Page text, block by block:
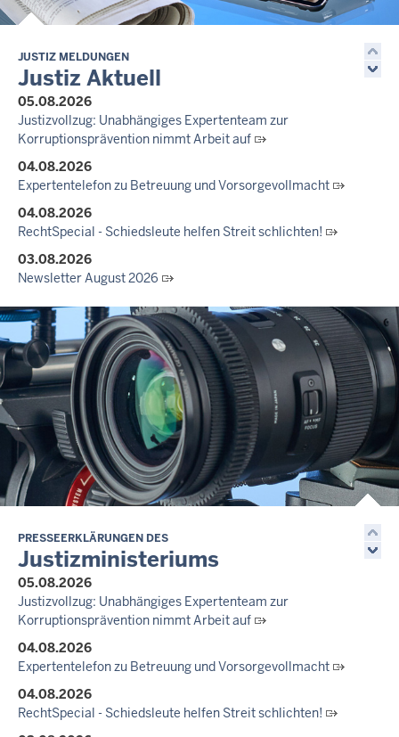
JUSTIZ MELDUNGEN
Justiz Aktuell
05.08.2026
Justizvollzug: Unabhängiges Expertenteam zur
Korruptionsprävention nimmt Arbeit auf
04.08.2026
Expertentelefon zu Betreuung und Vorsorgevollmacht
04.08.2026
RechtSpecial - Schiedsleute helfen Streit schlichten!
03.08.2026
Newsletter August 2026
27.07.2026
Dein Mut findet Rückhalt: Die Justiz NRW unterstützt
Informationskampagne gegen häusliche Gewalt
10.07.2026
Anerkennung für innovative Suizidpräventionsarbeit: JVA Köln
ausgezeichnet
14.07.2026
Justiz der Zukunft gemeinsam gestalten: Minister Limbach
zieht positive Bilanz des Projekts Zukunftswerkstatt Justiz
Nordrhein-Westfalen
Newsletter Juli 2026
30.06.2026
288 Anwärterinnen und Anwärter des Jahrgangs 2024/2026
der Justizvollzugsschule NRW geehrt
30.06.2026
RechtSpecial - Schiedsleute helfen Streit schlichten!
PRESSEERKLÄRUNGEN DES
Justizministeriums
05.08.2026
Justizvollzug: Unabhängiges Expertenteam zur
Korruptionsprävention nimmt Arbeit auf
04.08.2026
Expertentelefon zu Betreuung und Vorsorgevollmacht
04.08.2026
RechtSpecial - Schiedsleute helfen Streit schlichten!